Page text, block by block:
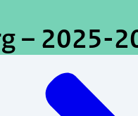
– 2025-